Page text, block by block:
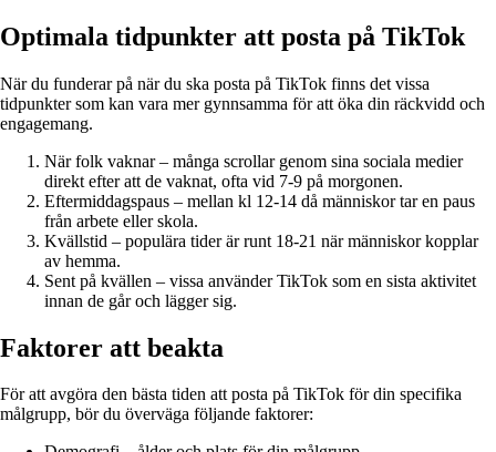
Optimala tidpunkter att posta på TikTok
När du funderar på när du ska posta på TikTok finns det vissa
tidpunkter som kan vara mer gynnsamma för att öka din räckvidd och
engagemang.
När folk vaknar – många scrollar genom sina sociala medier
direkt efter att de vaknat, ofta vid 7-9 på morgonen.
Eftermiddagspaus – mellan kl 12-14 då människor tar en paus
från arbete eller skola.
Kvällstid – populära tider är runt 18-21 när människor kopplar
av hemma.
Sent på kvällen – vissa använder TikTok som en sista aktivitet
innan de går och lägger sig.
Faktorer att beakta
För att avgöra den bästa tiden att posta på TikTok för din specifika
målgrupp, bör du överväga följande faktorer: